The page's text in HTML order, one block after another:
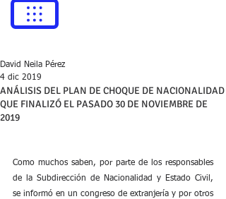
ANÁLISIS DEL PLAN DE CHOQUE DE NACIONALIDAD
QUE FINALIZÓ EL PASADO 30 DE NOVIEMBRE DE
2019
David Neila Pérez
4 dic 2019
Como muchos saben, por parte de los responsables
de la Subdirección de Nacionalidad y Estado Civil,
se informó en un congreso de extranjería y por otros